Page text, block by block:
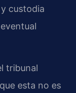
custodia
tribunal
esta no es